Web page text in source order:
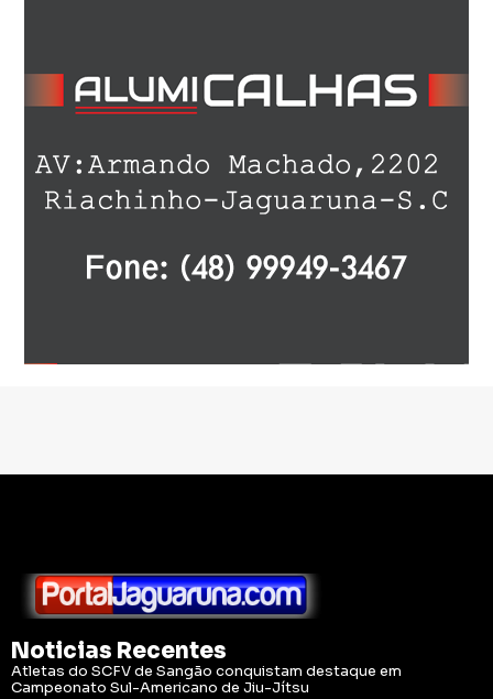
Noticias Recentes
Atletas do SCFV de Sangão conquistam destaque em
Campeonato Sul-Americano de Jiu-Jítsu